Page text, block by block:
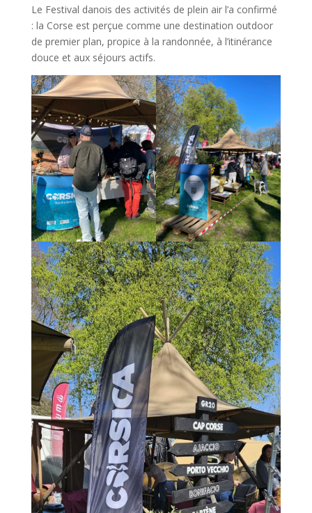
Le Festival danois des activités de plein air l’a confirmé
: la Corse est perçue comme une destination outdoor
de premier plan, propice à la randonnée, à l’itinérance
douce et aux séjours actifs.